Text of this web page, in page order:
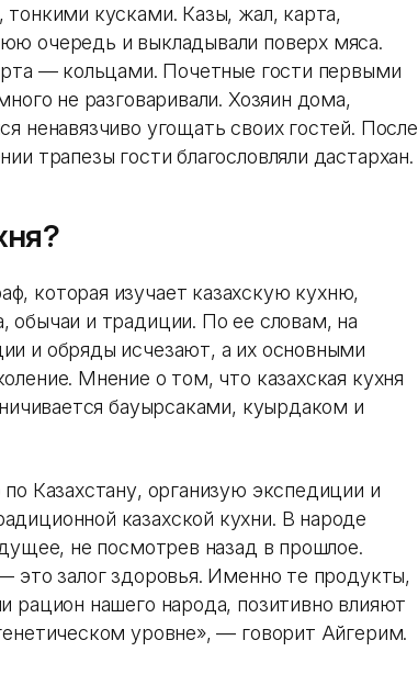
кусками. Казы, жал, карта,
очередь и выкладывали поверх мяса.
— кольцами. Почетные гости первыми
не разговаривали. Хозяин дома,
ненавязчиво угощать своих гостей. После
трапезы гости благословляли дастархан.
которая изучает казахскую кухню,
обычаи и традиции. По ее словам, на
и обряды исчезают, а их основными
Мнение о том, что казахская кухня
бауырсаками, куырдаком и
Казахстану, организую экспедиции и
казахской кухни. В народе
не посмотрев назад в прошлое.
это залог здоровья. Именно те продукты,
рацион нашего народа, позитивно влияют
уровне», — говорит Айгерим.